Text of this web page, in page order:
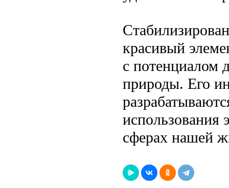
красивый
с потенциалом
природы. Его
использования
сферах нашей